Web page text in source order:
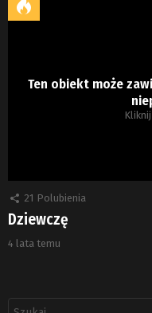
Ten obiekt może
21 Polubienia
Dziewczę
4 lata temu